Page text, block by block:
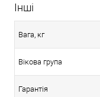
Інші
Вага, кг
Вікова група
Гарантія